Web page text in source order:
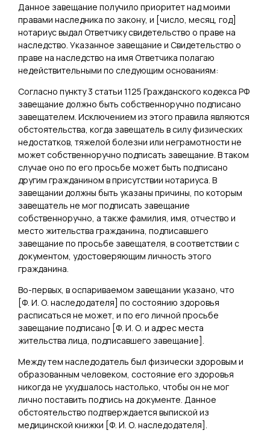
Данное завещание получило приоритет над моими
правами наследника по закону, и [число, месяц, год]
нотариус выдал Ответчику свидетельство о праве на
наследство. Указанное завещание и Свидетельство о
праве на наследство на имя Ответчика полагаю
недействительными по следующим основаниям:
Согласно пункту 3 статьи 1125 Гражданского кодекса РФ
завещание должно быть собственноручно подписано
завещателем. Исключением из этого правила являются
обстоятельства, когда завещатель в силу физических
недостатков, тяжелой болезни или неграмотности не
может собственноручно подписать завещание. В таком
случае оно по его просьбе может быть подписано
другим гражданином в присутствии нотариуса. В
завещании должны быть указаны причины, по которым
завещатель не мог подписать завещание
собственноручно, а также фамилия, имя, отчество и
место жительства гражданина, подписавшего
завещание по просьбе завещателя, в соответствии с
документом, удостоверяющим личность этого
гражданина.
Во-первых, в оспариваемом завещании указано, что
[Ф. И. О. наследодателя] по состоянию здоровья
расписаться не может, и по его личной просьбе
завещание подписано [Ф. И. О. и адрес места
жительства лица, подписавшего завещание].
Между тем наследодатель был физически здоровым и
образованным человеком, состояние его здоровья
никогда не ухудшалось настолько, чтобы он не мог
лично поставить подпись на документе. Данное
обстоятельство подтверждается выпиской из
медицинской книжки [Ф. И. О. наследодателя].